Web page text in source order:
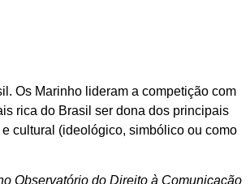
Os Marinho lideram a competição com
rica do Brasil ser dona dos principais
cultural (ideológico, simbólico ou como
Observatório do Direito à Comunicação